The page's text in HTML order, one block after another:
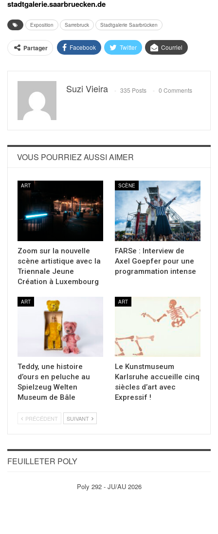
stadtgalerie.saarbruecken.de
Exposition Sarrebruck Stadtgalerie Saarbrücken
Partager Facebook Twitter Courriel
Suzi Vieira 335 Posts 0 Comments
VOUS POURRIEZ AUSSI AIMER
ART
Zoom sur la nouvelle
scène artistique avec la
Triennale Jeune
Création à Luxembourg
SCÈNE
FARSe : Interview de
Axel Goepfer pour une
programmation intense
ART
Teddy, une histoire
d’ours en peluche au
Spielzeug Welten
Museum de Bâle
ART
Le Kunstmuseum
Karlsruhe accueille cinq
siècles d’art avec
Expressif !
PRÉCÉDENT SUIVANT
FEUILLETER POLY
Poly 292 - JU/AU 2026